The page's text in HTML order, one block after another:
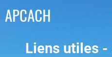
APCACH
Liens utiles -